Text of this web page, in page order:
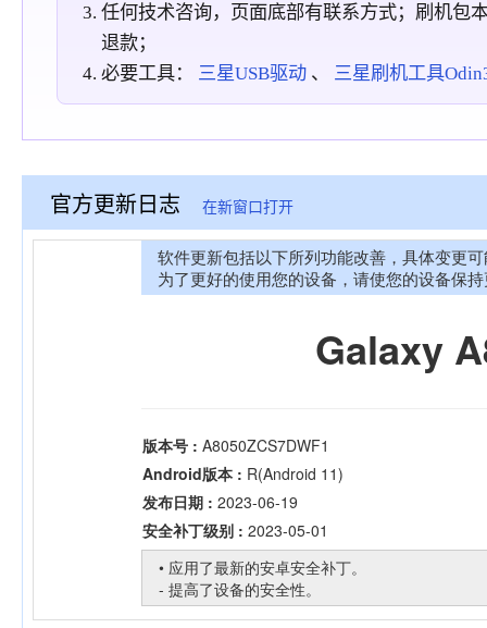
任何技术咨询，页面底部有联系方式；刷机包
退款；
必要工具： 三星USB驱动 、 三星刷机工具
官方更新日志 在新窗口打开